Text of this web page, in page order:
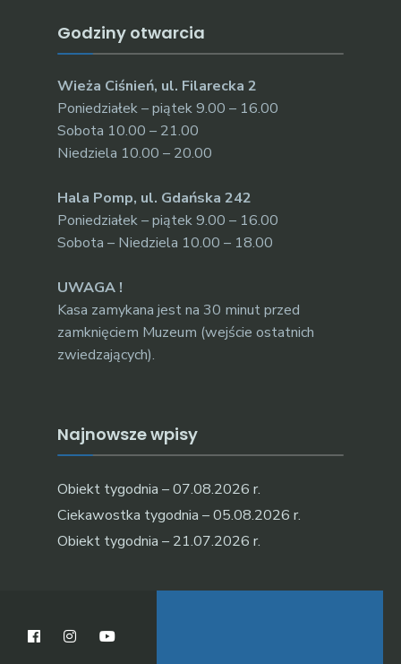
Godziny otwarcia
Wieża Ciśnień, ul. Filarecka 2
Poniedziałek – piątek 9.00 – 16.00
Sobota 10.00 – 21.00
Niedziela 10.00 – 20.00
Hala Pomp, ul. Gdańska 242
Poniedziałek – piątek 9.00 – 16.00
Sobota – Niedziela 10.00 – 18.00
UWAGA !
Kasa zamykana jest na 30 minut przed
zamknięciem Muzeum (wejście ostatnich
zwiedzających).
Najnowsze wpisy
Obiekt tygodnia – 07.08.2026 r.
Ciekawostka tygodnia – 05.08.2026 r.
Obiekt tygodnia – 21.07.2026 r.